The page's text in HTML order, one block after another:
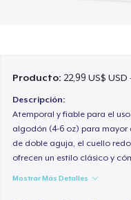
Producto: 22,99 US$
Descripción:
Atemporal y fiable para el
algodón (4-6 oz) para
de doble aguja, el cuello
ofrecen un estilo clásico y
Mostrar Más Detalles